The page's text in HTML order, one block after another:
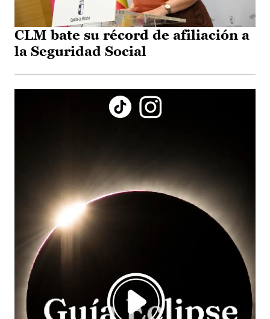
CLM bate su récord de afiliación a
la Seguridad Social